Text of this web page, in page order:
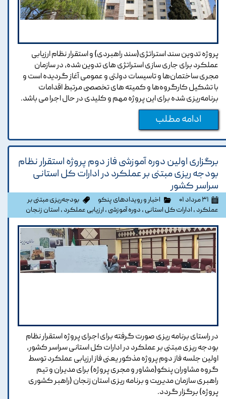
پروژه تدوین سند استراتژی(سند راهبردی) و استقرار نظام ارزیابی
عملکرد برای جاری سازی استراتژی های تدوین شده، در سازمان
مجری ساختمان‌ها و تاسيسات دولتی و عمومی آغاز گردیده است و
با تشکیل کارگروه‌ها و کمیته های تخصصی مرتبط اقدامات
برنامه‌ریزی شده برای این پروژه مهم و کلیدی در حال اجرا می باشد.
ادامه مطلب
برگزاری اولین دوره آموزشی فاز دوم پروژه استقرار نظام
بودجه ریزی مبتنی بر عملکرد در ادارات کل استانی
سراسر کشور
۳۱ مرداد ۰۱ اخبار و رویدادهای پنکو
بودجه‌ریزی مبتنی بر
عملکرد ، ادارات کل استانی ، دوره آموزشی ، ارزیابی عملکرد ، استان زنجان
در راستای برنامه ریزی صورت گرفته برای اجرای پروژه استقرار نظام
بودجه ریزی مبتنی بر عملکرد در ادارات کل استانی سراسر کشور،
اولین جلسه فاز دوم پروژه مذکور یعنی فاز ارزیابی عملکرد توسط
گروه مشاوران پنکو(مشاور و مجری پروژه) برای مدیران و تیم
راهبری سازمان مدیریت و برنامه ریزی استان زنجان (راهبر کشوری
پروژه) برگزار گردد.